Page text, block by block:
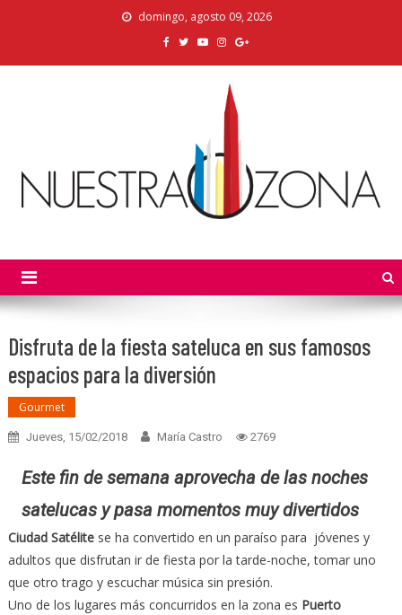
domingo, agosto 09, 2026
Disfruta de la fiesta sateluca en sus famosos
espacios para la diversión
Gourmet
Jueves, 15/02/2018 María Castro 2769
Este fin de semana aprovecha de las noches
satelucas y pasa momentos muy divertidos
Ciudad Satélitese ha convertido en un paraíso para jóvenes y
adultos que disfrutan ir de fiesta por la tarde-noche, tomar uno
que otro trago y escuchar música sin presión.
Uno de los lugares más concurridos en la zona es Puerto